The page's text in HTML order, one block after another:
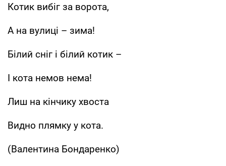
Котик вибіг за ворота,
А на вулиці – зима!
Білий сніг і білий котик –
І кота немов нема!
Лиш на кінчику хвоста
Видно плямку у кота.
(Валентина Бондаренко)